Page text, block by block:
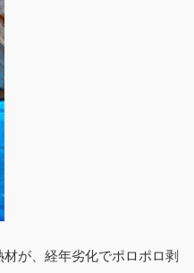
が、経年劣化でポロポロ剥